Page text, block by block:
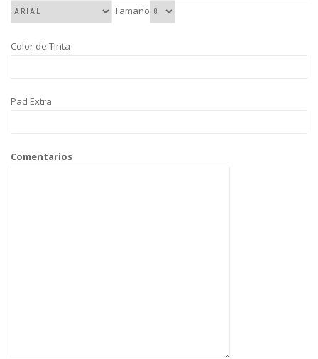
Tamaño
Color de Tinta
Pad Extra
Comentarios